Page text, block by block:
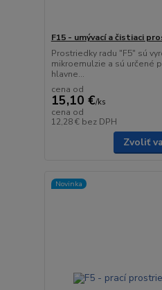
F15 - umývací a čistiaci
Prostriedky radu "F5" sú
mikroemulzie a sú určené
hlavne...
cena od
15,10 €/ks
cena od
12,28 € bez DPH
Zvoliť
Novinka